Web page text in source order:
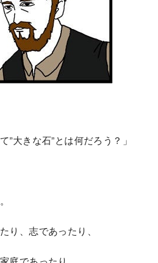
”大きな石”とは何だろう？」
り、志であったり、